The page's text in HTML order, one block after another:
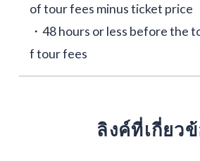
of tour fees minus ticket price
・48 hours or less before the
f tour fees
ลิงค์ที่เกี่ยวข้